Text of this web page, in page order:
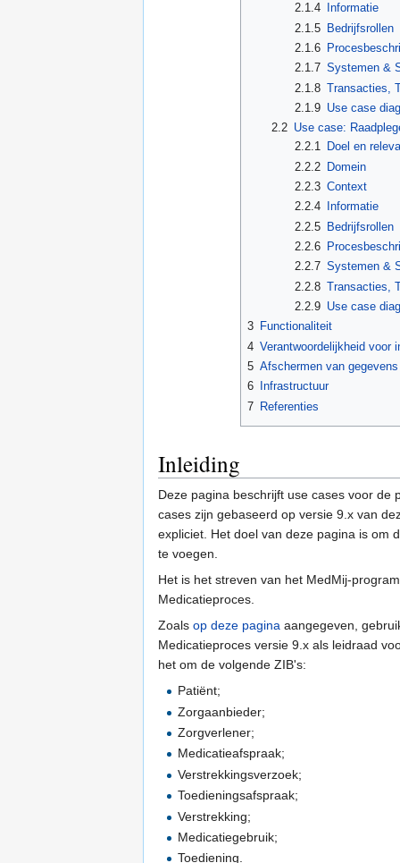
2.1.4
Informatie
2.1.5 Bedrijfsrollen
2.1.6
2.1.7 Systemen &
2.1.8 Transacties,
2.1.9 Use case
2.2 Use case:
2.2.1 Doel en
2.2.2 Domein
2.2.3 Context
2.2.4
Informatie
2.2.5 Bedrijfsrollen
2.2.6
2.2.7 Systemen &
2.2.8 Transacties,
2.2.9 Use case
3 Functionaliteit
4 Verantwoordelijkheid voor
5 Afschermen van gegevens
6
Infrastructuur
7 Referenties
Inleiding
Deze pagina beschrijft use cases voor de
cases zijn gebaseerd op versie 9.x van
expliciet. Het doel van deze pagina is om
te voegen.
Het is het streven van het MedMij-
Medicatieproces.
Zoals op deze pagina aangegeven,
Medicatieproces versie 9.x als leidraad
het om de volgende ZIB's:
Patiënt;
Zorgaanbieder;
Zorgverlener;
Medicatieafspraak;
Verstrekkingsverzoek;
Toedieningsafspraak;
Verstrekking;
Medicatiegebruik;
Toediening.